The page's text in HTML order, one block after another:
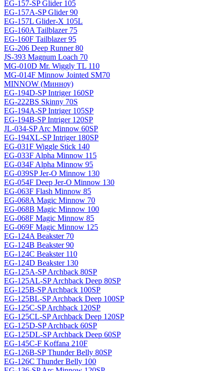
EG-157-SP Glider 105
EG-157A-SP Glider 90
EG-157L Glider-X 105L
EG-160A Tailblazer 75
EG-160F Tailblazer 95
EG-206 Deep Runner 80
JS-393 Magnum Loach 70
MG-010D Mr. Wiggly TL 110
MG-014F Minnow Jointed SM70
MINNOW (Минноу)
EG-194D-SP Intriger 160SP
EG-222BS Skinny 70S
EG-194A-SP Intriger 105SP
EG-194B-SP Intriger 120SP
JL-034-SP Arc Minnow 60SP
EG-194XL-SP Intriger 180SP
EG-031F Wiggle Stick 140
EG-033F Alpha Minnow 115
EG-034F Alpha Minnow 95
EG-039SP Jer-O Minnow 130
EG-054F Deep Jer-O Minnow 130
EG-063F Flash Minnow 85
EG-068A Magic Minnow 70
EG-068B Magic Minnow 100
EG-068F Magic Minnow 85
EG-069F Magiс Minnow 125
EG-124A Beakster 70
EG-124B Beakster 90
EG-124C Beakster 110
EG-124D Beakster 130
EG-125A-SP Archback 80SP
EG-125AL-SP Archback Deep 80SP
EG-125B-SP Archback 100SP
EG-125BL-SP Archback Deep 100SP
EG-125C-SP Archback 120SP
EG-125CL-SP Archback Deep 120SP
EG-125D-SP Archback 60SP
EG-125DL-SP Archback Deep 60SP
EG-145C-F Koffana 210F
EG-126B-SP Thunder Belly 80SP
EG-126C Thunder Belly 100